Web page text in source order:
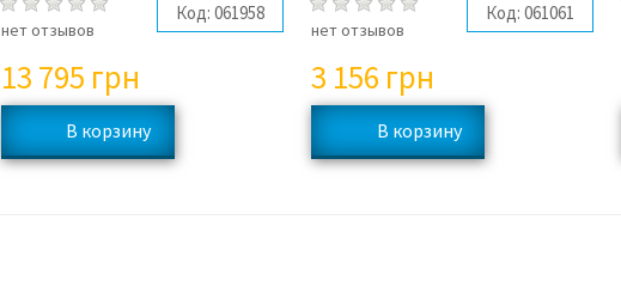
нет отзывов
Код: 061958
13 795 грн
нет отзывов
Код: 061061
3 156 грн